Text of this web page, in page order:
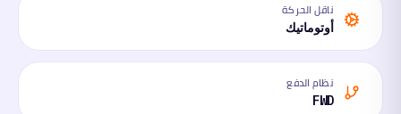
ناقل الحركة
أوتوماتيك
نظام الدفع
FWD